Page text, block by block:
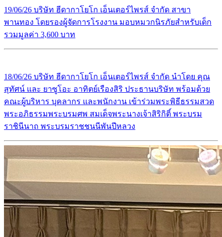
19/06/26 บริษัท ฮีดากาโยโก เอ็นเตอร์ไพรส์ จำกัด สาขา
พานทอง โดยรองผู้จัดการโรงงาน มอบหมวกนิรภัยสำหรับเด็ก
รวมมูลค่า 3,600 บาท
18/06/26 บริษัท ฮีดากาโยโก เอ็นเตอร์ไพรส์ จำกัด นำโดย คุณ
สุทัศน์ และ ยาซูโอะ อาทิตย์เรืองสิริ ประธานบริษัท พร้อมด้วย
คณะผู้บริหาร บุคลากร และพนักงาน เข้าร่วมพระพิธีธรรมสวด
พระอภิธรรมพระบรมศพ สมเด็จพระนางเจ้าสิริกิติ์ พระบรม
ราชินีนาถ พระบรมราชชนนีพันปีหลวง